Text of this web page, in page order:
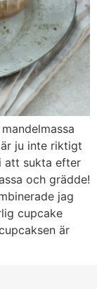
ju inte riktigt
att sukta efter
och grädde!
jag
cupcake
är